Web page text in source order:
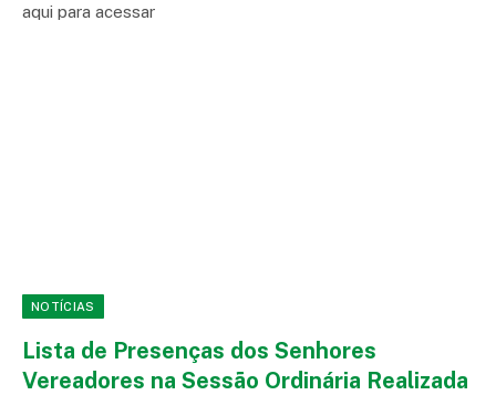
aqui para acessar
NOTÍCIAS
Lista de Presenças dos Senhores
Vereadores na Sessão Ordinária Realizada